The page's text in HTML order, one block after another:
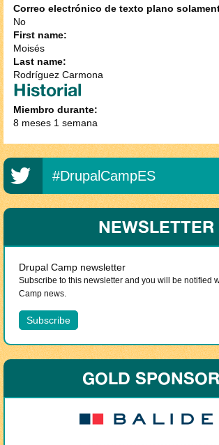
Correo electrónico de texto plano
No
First name:
Moisés
Last name:
Rodríguez Carmona
Historial
Miembro durante:
8 meses 1 semana
#DrupalCampES
NEWSLETTER
Drupal Camp newsletter
Subscribe to this newsletter and you will be notified
Camp news.
GOLD